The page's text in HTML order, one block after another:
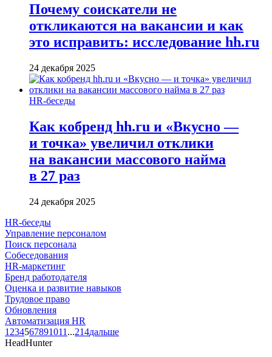
Почему соискатели не
откликаются на вакансии и как
это исправить: исследование hh.ru
24 декабря 2025
HR-беседы
Как кобренд hh.ru и «Вкусно —
и точка» увеличил отклики
на вакансии массового найма
в 27 раз
24 декабря 2025
HR-беседы
Управление персоналом
Поиск персонала
Собеседования
HR-маркетинг
Бренд работодателя
Оценка и развитие навыков
Трудовое право
Обновления
Автоматизация HR
1 234567891011 ...214дальше
HeadHunter